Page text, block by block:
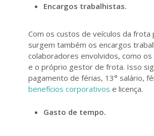
Encargos trabalhistas.
Com os custos de veículos da frota
surgem também os encargos
colaboradores envolvidos, como
e o próprio gestor de frota. Isso
pagamento de férias, 13° salário,
benefícios corporativos e licença.
Gasto de tempo.